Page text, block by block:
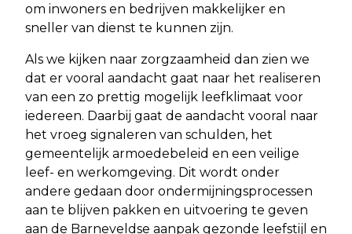
om inwoners en bedrijven makkelijker en
sneller van dienst te kunnen zijn.
Als we kijken naar zorgzaamheid dan zien we
dat er vooral aandacht gaat naar het realiseren
van een zo prettig mogelijk leefklimaat voor
iedereen. Daarbij gaat de aandacht vooral naar
het vroeg signaleren van schulden, het
gemeentelijk armoedebeleid en een veilige
leef- en werkomgeving. Dit wordt onder
andere gedaan door ondermijningsprocessen
aan te blijven pakken en uitvoering te geven
aan de Barneveldse aanpak gezonde leefstijl en